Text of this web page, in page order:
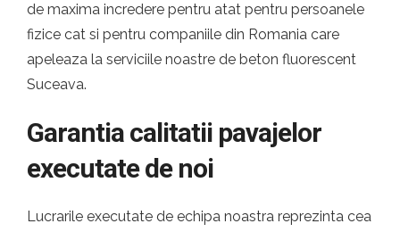
de maxima incredere pentru atat pentru persoanele
fizice cat si pentru companiile din Romania care
apeleaza la serviciile noastre de beton fluorescent
Suceava.
Garantia calitatii pavajelor
executate de noi
Lucrarile executate de echipa noastra reprezinta cea